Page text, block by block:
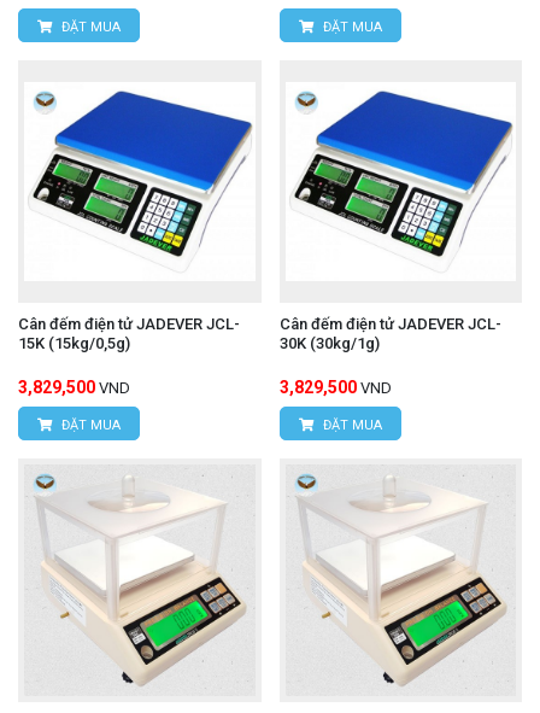
ĐẶT MUA ĐẶT MUA
Cân đếm điện tử JADEVER JCL-
15K (15kg/0,5g)
3,829,500 VND
ĐẶT MUA
Cân đếm điện tử JADEVER JCL-
30K (30kg/1g)
3,829,500 VND
ĐẶT MUA